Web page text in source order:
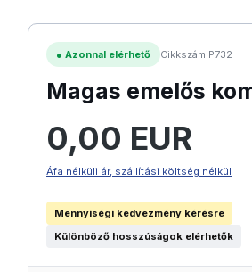
● Azonnal elérhető Cikkszám P732
Magas emelős
0,00 EUR
Áfa nélküli ár, szállítási költség nélkül
Mennyiségi kedvezmény kérésre
Különböző hosszúságok elérhetők